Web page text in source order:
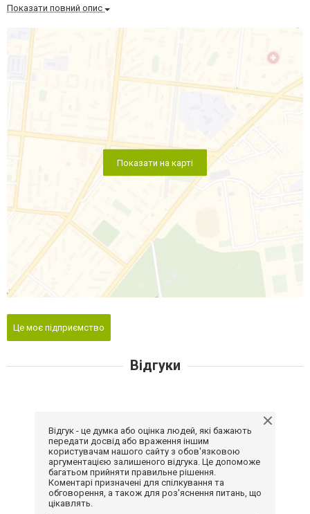
Показати повний опис
Показати на карті
Це моє підприємство
Відгуки
Відгук - це думка або оцінка людей, які бажають
передати досвід або враження іншим
користувачам нашого сайту з обов'язковою
аргументацією залишеного відгука. Це допоможе
багатьом прийняти правильне рішення.
Коментарі призначені для спілкування та
обговорення, а також для роз'яснення питань, що
цікавлять.